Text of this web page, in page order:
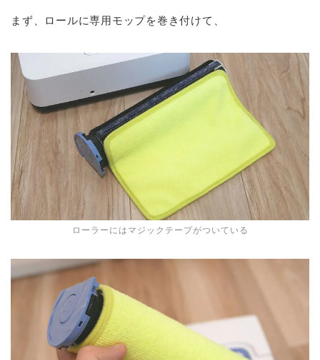
まず、ロールに専用モップを巻き付けて、
ローラーにはマジックテープがついている